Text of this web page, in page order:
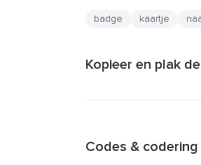
badge kaartje
Kopieer en plak
Codes &